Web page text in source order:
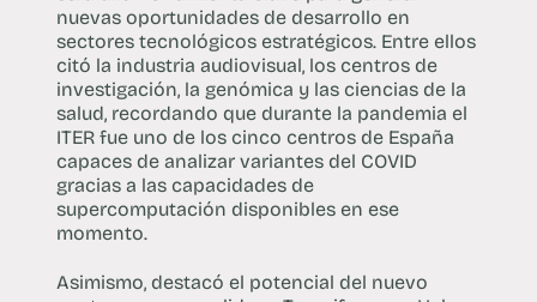
nuevas oportunidades de desarrollo en
sectores tecnológicos estratégicos. Entre ellos
citó la industria audiovisual, los centros de
investigación, la genómica y las ciencias de la
salud, recordando que durante la pandemia el
ITER fue uno de los cinco centros de España
capaces de analizar variantes del COVID
gracias a las capacidades de
supercomputación disponibles en ese
momento.
Asimismo, destacó el potencial del nuevo